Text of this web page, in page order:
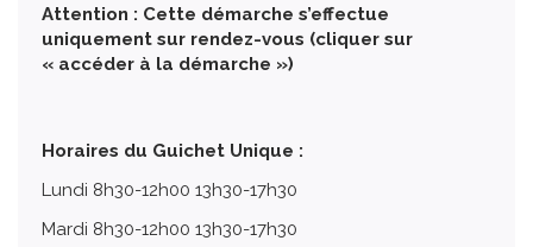
Attention : Cette démarche s’effectue
uniquement sur rendez-vous (cliquer sur
« accéder à la démarche »)
Horaires du Guichet Unique :
Lundi 8h30-12h00 13h30-17h30
Mardi 8h30-12h00 13h30-17h30